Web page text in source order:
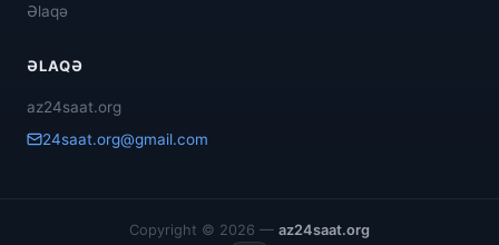
Əlaqə
ƏLAQƏ
az24saat.org
24saat.org@gmail.com
Copyright © 2026 — az24saat.org